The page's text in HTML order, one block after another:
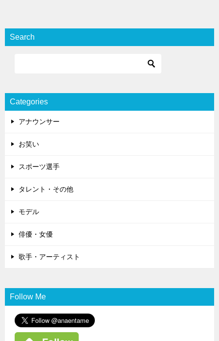
Search
Categories
アナウンサー
お笑い
スポーツ選手
タレント・その他
モデル
俳優・女優
歌手・アーティスト
Follow Me